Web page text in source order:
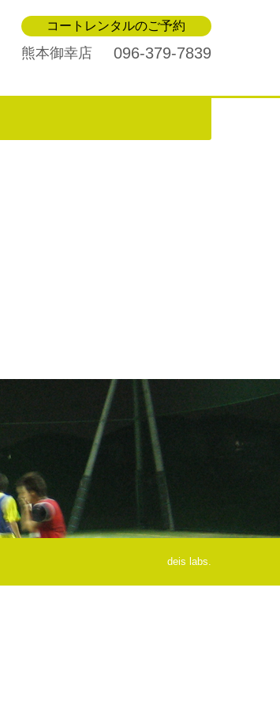
コートレンタルのご予約
熊本御幸店 096-379-7839
deis labs.